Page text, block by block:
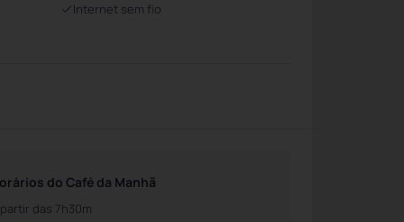
Internet sem fio
do Café da Manhã
das 7h30m